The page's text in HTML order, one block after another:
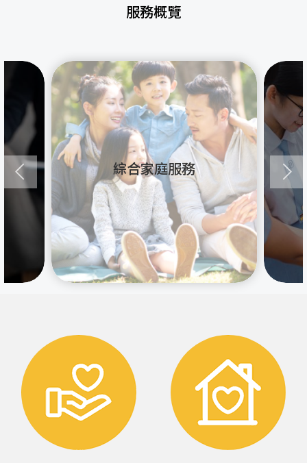
服務概覽
綜合家庭服務